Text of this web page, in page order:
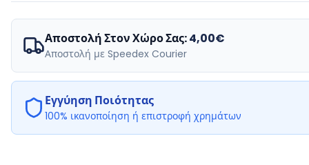
Αποστολή Στον Χώρο Σας:4,00€
Αποστολή με Speedex Courier
Εγγύηση Ποιότητας
100% ικανοποίηση ή επιστροφή χρημάτων